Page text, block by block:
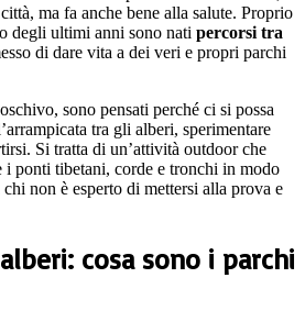
ma fa anche bene alla salute. Proprio
degli ultimi anni sono nati percorsi tra
di dare vita a dei veri e propri parchi
sono pensati perché ci si possa
tra gli alberi, sperimentare
Si tratta di un’attività outdoor che
i ponti tibetani, corde e tronchi in modo
chi non è esperto di mettersi alla prova e
cosa sono i parchi